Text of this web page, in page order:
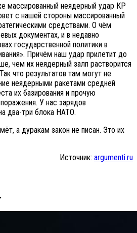
массированный неядерный удар КР
с нашей стороны массированный
средствами. О чём
документах, и в недавно
государственной политики в
Причём наш удар прилетит до
чем их неядерный залп растворится
что результатов там могут не
неядерными ракетами средней
их базирования и прочую
У нас зарядов
два-три блока НАТО.
а дуракам закон не писан. Это их
Источник: argumenti.ru